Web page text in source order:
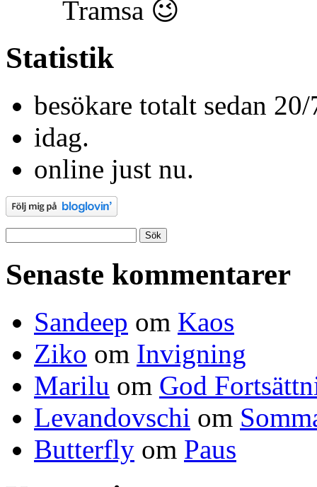
Tramsa 😉
Statistik
besökare totalt sedan
idag.
online just nu.
efter:
Senaste kommentarer
Sandeep om Kaos
Ziko om Invigning
Marilu om God
Levandovschi om
Butterfly om Paus